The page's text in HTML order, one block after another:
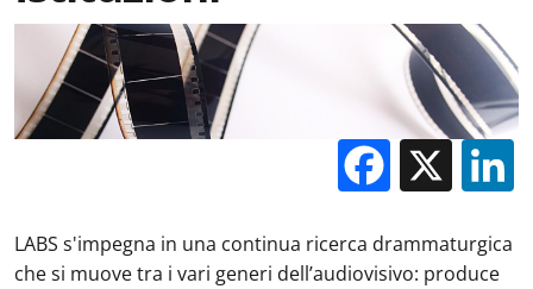
X
LABS s'impegna in una continua ricerca drammaturgica
che si muove tra i vari generi dell’audiovisivo: produce